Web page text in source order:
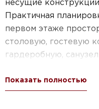
несущие
Практичная
первом этаже
столовую, гостевую
гардеробную,
спальными
и восстановления
Показать полностью